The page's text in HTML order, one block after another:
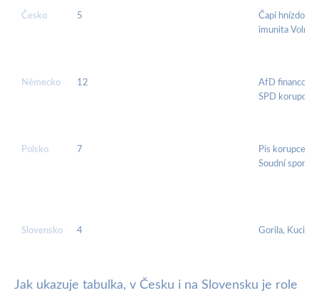
Česko 5
Čapí hnízdo,
imunita
Německo 12
AfD
SPD korupce
Polsko 7
Pis korupce,
Soudní spory
Slovensko 4 Gorila, Kuciak
Jak ukazuje tabulka, v Česku i na Slovensku je role